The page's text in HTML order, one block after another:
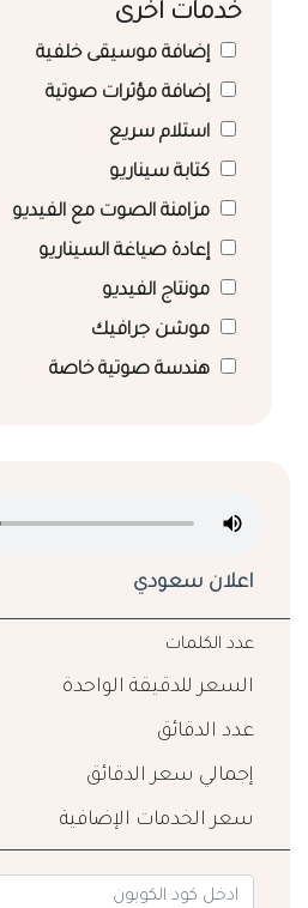
خدمات أخرى
إضافة موسيقى خلفية
إضافة مؤثرات صوتية
استلام سريع
كتابة سيناريو
مزامنة الصوت مع الفيديو
إعادة صياغة السيناريو
مونتاج الفيديو
موشن جرافيك
هندسة صوتية خاصة
اعلان سعودي
عدد الكلمات
السعر للدقيقة الواحدة
عدد الدقائق
إجمالي سعر الدقائق
سعر الخدمات الإضافية